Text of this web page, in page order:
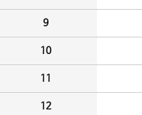
9
10
11
12